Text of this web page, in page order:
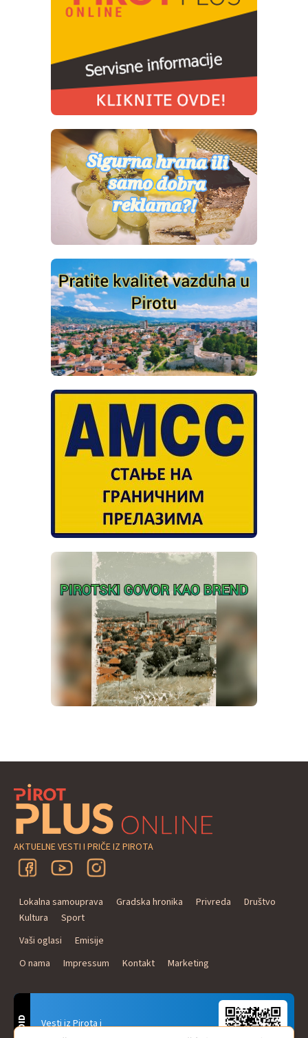
AKTUELNE VESTI I PRIČE IZ PIROTA
Lokalna samouprava Gradska hronika Privreda
Društvo
Kultura
Sport
Vaši oglasi
Emisije
O nama
Impressum Kontakt Marketing
Vesti iz Pirota i